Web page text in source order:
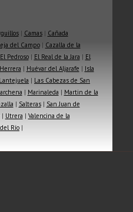
| Camas| Cañada
del Campo| Cazalla de la
El Pedroso| El Real de la Jara | El
Herrera | Huévar del Aljarafe | Isla
Lantejuela | Las Cabezas de San
| Marinaleda | Martin de la
| Salteras| San Juan de
| Utrera | Valencina de la
Río |